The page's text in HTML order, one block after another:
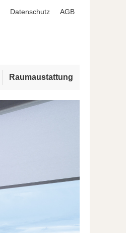
Datenschutz AGB
Raumaustattung